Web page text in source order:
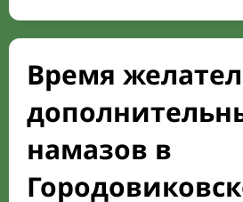
Время
намазов в